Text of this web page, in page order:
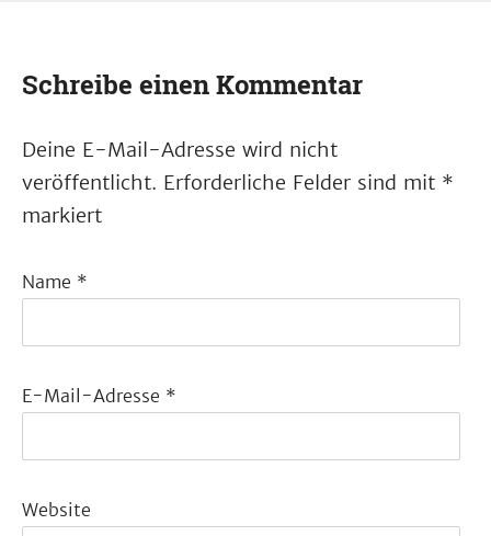
Schreibe einen Kommentar
Deine E-Mail-Adresse wird nicht
veröffentlicht. Erforderliche Felder sind mit *
markiert
Name *
E-Mail-Adresse *
Website